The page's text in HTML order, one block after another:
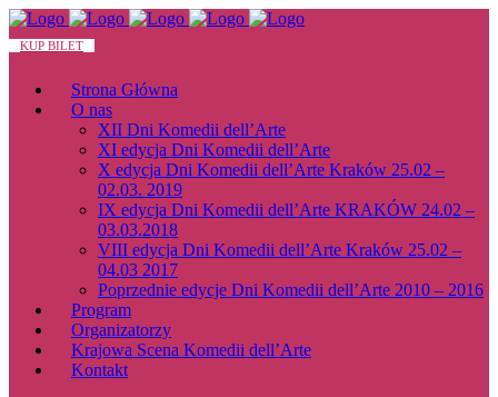
KUP BILET
Strona Główna
O nas
XII Dni Komedii dell’Arte
XI edycja Dni Komedii dell’Arte
X edycja Dni Komedii dell’Arte Kraków 25.02 –
02.03. 2019
IX edycja Dni Komedii dell’Arte KRAKÓW 24.02 –
03.03.2018
VIII edycja Dni Komedii dell’Arte Kraków 25.02 –
04.03 2017
Poprzednie edycje Dni Komedii dell’Arte 2010 – 2016
Program
Organizatorzy
Krajowa Scena Komedii dell’Arte
Kontakt